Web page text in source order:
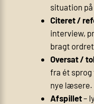
situation
Citeret /
interview,
bragt
Oversat /
fra ét
nye læsere.
Afspillet–